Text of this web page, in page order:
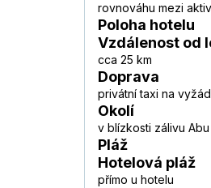
rovnováhu mezi
Poloha hotelu
Vzdálenost od
cca 25 km
Doprava
privátní taxi na
Okolí
v blízkosti zálivu
Pláž
Hotelová pláž
přímo u hotelu